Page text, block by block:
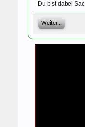
Du bist dabei
Weiter...